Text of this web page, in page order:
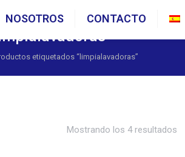
NOSOTROS CONTACTO
etiquetados “limpialavadoras”
Mostrando los 4 resultados